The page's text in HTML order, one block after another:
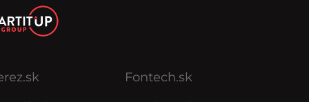
Fontech.sk